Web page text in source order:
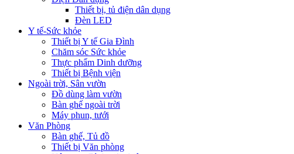
Thiết bị, tủ điện dân dụng
Đèn LED
Y tế-Sức khỏe
Thiết bị Y tế Gia Đình
Chăm sóc Sức khỏe
Thực phẩm Dinh dưỡng
Thiết bị Bệnh viện
Ngoài trời, Sân vườn
Đồ dùng làm vườn
Bàn ghế ngoài trời
Máy phun, tưới
Văn Phòng
Bàn ghế, Tủ đồ
Thiết bị Văn phòng